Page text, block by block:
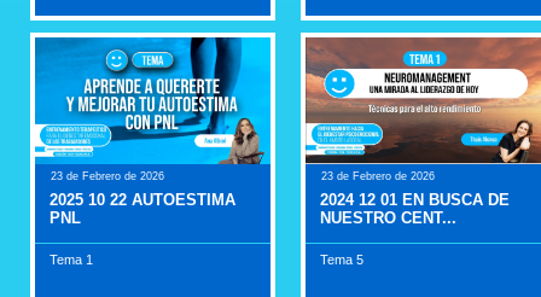
23 de Febrero de 2026
2025 10 22 AUTOESTIMA
PNL
Tema 1
23 de Febrero de 2026
2024 12 01 EN BUSCA DE
NUESTRO CENT...
Tema 5